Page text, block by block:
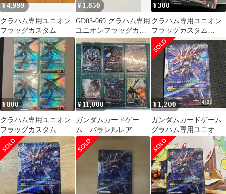
¥4,999
グラハム専用ユニオン
フラッグカスタム
¥ 1,850
GD03-069 グラハム専用
ユニオンフラッグカス
タム LR 5個
¥300
グラハム専用ユニオン
フラッグカスタム
Ⅱ(GNフラッグ) R 3枚
セット
¥800
グラハム専用ユニオン
フラッグカスタム
LR 4枚 GD03
¥11,000
ガンダムカードゲー
ム パラレルレア ま
とめ売り R+ U+ LR+
¥ 1,200
ガンダムカードゲーム
グラハム専用ユニオン
フラッグカスタム LR+
パラレル